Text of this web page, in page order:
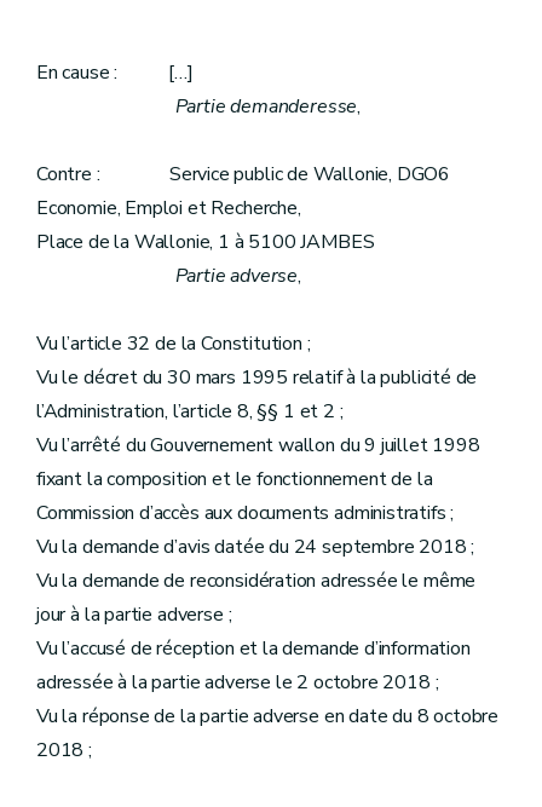
En cause : […]
Partie demanderesse,
Contre : Service public de Wallonie, DGO6
Economie, Emploi et Recherche,
Place de la Wallonie, 1 à 5100 JAMBES
Partie adverse,
Vu l’article 32 de la Constitution ;
Vu le décret du 30 mars 1995 relatif à la publicité de
l’Administration, l’article 8, §§ 1 et 2 ;
Vu l’arrêté du Gouvernement wallon du 9 juillet 1998
fixant la composition et le fonctionnement de la
Commission d’accès aux documents administratifs ;
Vu la demande d’avis datée du 24 septembre 2018 ;
Vu la demande de reconsidération adressée le même
jour à la partie adverse ;
Vu l’accusé de réception et la demande d’information
adressée à la partie adverse le 2 octobre 2018 ;
Vu la réponse de la partie adverse en date du 8 octobre
2018 ;